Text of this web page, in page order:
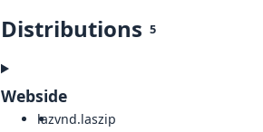
Distributions 5
Webside
lazvnd.laszip